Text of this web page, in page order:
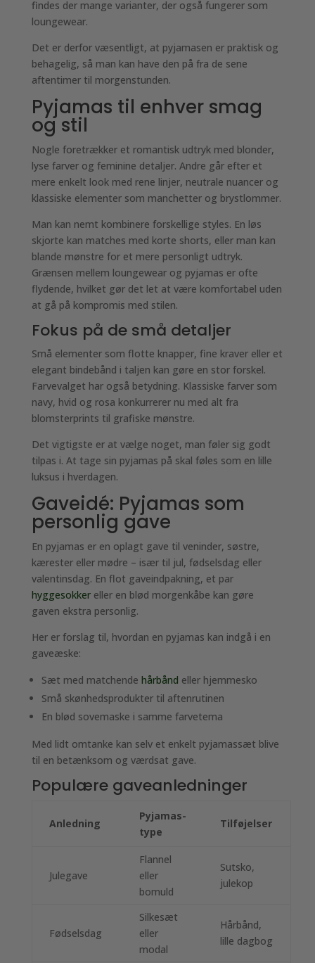
findes der mange varianter, der også fungerer som
loungewear.
Det er derfor væsentligt, at pyjamasen er praktisk og
behagelig, så man kan have den på fra de sene
aftentimer til morgenstunden.
Pyjamas til enhver smag
og stil
Nogle foretrækker et romantisk udtryk med blonder,
lyse farver og feminine detaljer. Andre går efter et
mere enkelt look med rene linjer, neutrale nuancer og
klassiske elementer som manchetter og brystlommer.
Man kan nemt kombinere forskellige styles. En løs
skjorte kan matches med korte shorts, eller man kan
blande mønstre for et mere personligt udtryk.
Grænsen mellem loungewear og pyjamas er ofte
flydende, hvilket gør det let at være komfortabel uden
at gå på kompromis med stilen.
Fokus på de små detaljer
Små elementer som flotte knapper, fine kraver eller et
elegant bindebånd i taljen kan gøre en stor forskel.
Farvevalget har også betydning. Klassiske farver som
navy, hvid og rosa konkurrerer nu med alt fra
blomsterprints til grafiske mønstre.
Det vigtigste er at vælge noget, man føler sig godt
tilpas i. At tage sin pyjamas på skal føles som en lille
luksus i hverdagen.
Gaveidé: Pyjamas som
personlig gave
En pyjamas er en oplagt gave til veninder, søstre,
kærester eller mødre – især til jul, fødselsdag eller
valentinsdag. En flot gaveindpakning, et par
hyggesokkereller en blød morgenkåbe kan gøre
gaven ekstra personlig.
Her er forslag til, hvordan en pyjamas kan indgå i en
gaveæske:
Sæt med matchende hårbånd eller hjemmesko
Små skønhedsprodukter til aftenrutinen
En blød sovemaske i samme farvetema
Med lidt omtanke kan selv et enkelt pyjamassæt blive
til en betænksom og værdsat gave.
Populære gaveanledninger
Anledning
Pyjamas-
type
Tilføjelser
Julegave
Flannel
eller
bomuld
Sutsko,
julekop
Fødselsdag
Silkesæt
eller
modal
Hårbånd,
lille dagbog